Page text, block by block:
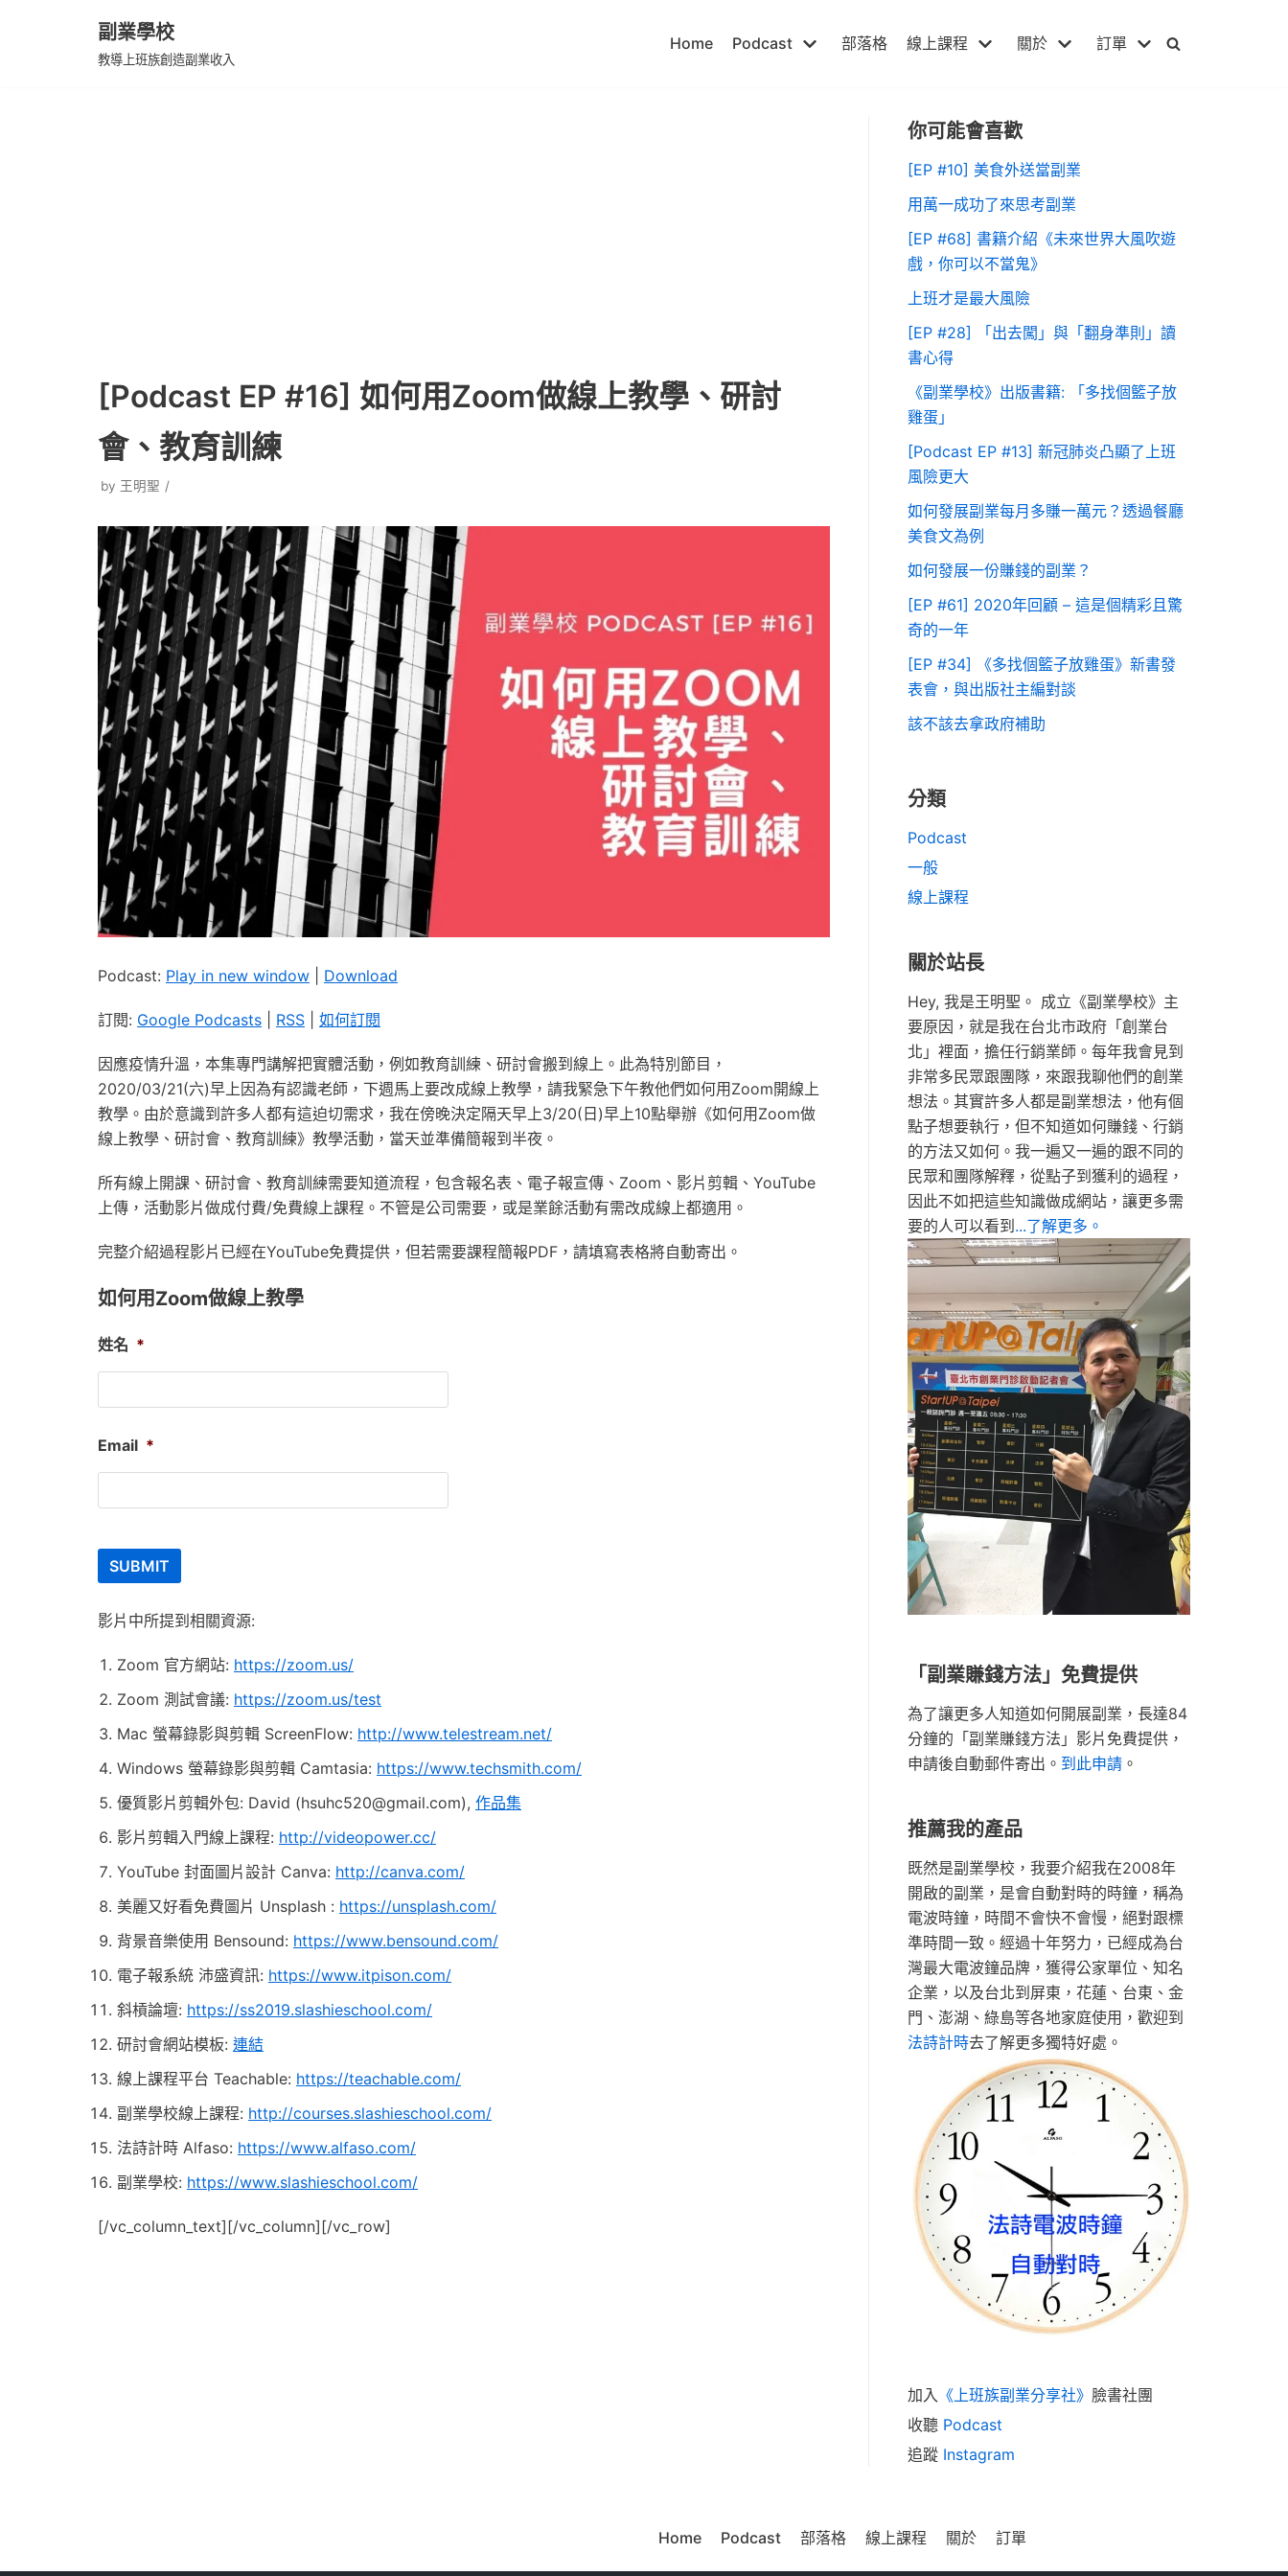
副業學校
教導上班族創造副業收入
Home Podcast 部落格 線上課程 關於 訂單
[Podcast EP #16] 如何用Zoom做線上教學、研討
會、教育訓練
by 王明聖
Podcast: Play in new window Download
訂閱: Google Podcasts RSS 如何訂閱
因應疫情升溫，本集專門講解把實體活動，例如教育訓練、研討會搬到線上。此為特別節目，
2020/03/21(六)早上因為有認識老師，下週馬上要改成線上教學，請我緊急下午教他們如何用Zoom開線上
教學。由於意識到許多人都有這迫切需求，我在傍晚決定隔天早上3/20(日)早上10點舉辦《如何用Zoom做
線上教學、研討會、教育訓練》教學活動，當天並準備簡報到半夜。
所有線上開課、研討會、教育訓練需要知道流程，包含報名表、電子報宣傳、Zoom、影片剪輯、YouTube
上傳，活動影片做成付費/免費線上課程。不管是公司需要，或是業餘活動有需改成線上都適用。
完整介紹過程影片已經在YouTube免費提供，但若需要課程簡報PDF，請填寫表格將自動寄出。
如何用Zoom做線上教學
姓名 *
Email *
影片中所提到相關資源:
Zoom 官方網站: https://zoom.us/
Zoom 測試會議: https://zoom.us/test
Mac 螢幕錄影與剪輯 ScreenFlow: http://www.telestream.net/
Windows 螢幕錄影與剪輯 Camtasia: https://www.techsmith.com/
優質影片剪輯外包: David (hsuhc520@gmail.com), 作品集
影片剪輯入門線上課程: http://videopower.cc/
YouTube 封面圖片設計 Canva: http://canva.com/
美麗又好看免費圖片 Unsplash : https://unsplash.com/
背景音樂使用 Bensound: https://www.bensound.com/
電子報系統 沛盛資訊: https://www.itpison.com/
斜槓論壇: https://ss2019.slashieschool.com/
研討會網站模板: 連結
線上課程平台 Teachable: https://teachable.com/
副業學校線上課程: http://courses.slashieschool.com/
法詩計時 Alfaso: https://www.alfaso.com/
副業學校: https://www.slashieschool.com/
[/vc_column_text][/vc_column][/vc_row]
你可能會喜歡
[EP #10] 美食外送當副業
用萬一成功了來思考副業
[EP #68] 書籍介紹《未來世界大風吹遊
戲，你可以不當鬼》
上班才是最大風險
[EP #28] 「出去闖」與「翻身準則」讀
書心得
《副業學校》出版書籍: 「多找個籃子放
雞蛋」
[Podcast EP #13] 新冠肺炎凸顯了上班
風險更大
如何發展副業每月多賺一萬元？透過餐廳
美食文為例
如何發展一份賺錢的副業？
[EP #61] 2020年回顧 – 這是個精彩且驚
奇的一年
[EP #34] 《多找個籃子放雞蛋》新書發
表會，與出版社主編對談
該不該去拿政府補助
分類
Podcast
一般
線上課程
關於站長
Hey, 我是王明聖。 成立《副業學校》主
要原因，就是我在台北市政府「創業台
北」裡面，擔任行銷業師。每年我會見到
非常多民眾跟團隊，來跟我聊他們的創業
想法。其實許多人都是副業想法，他有個
點子想要執行，但不知道如何賺錢、行銷
的方法又如何。我一遍又一遍的跟不同的
民眾和團隊解釋，從點子到獲利的過程，
因此不如把這些知識做成網站，讓更多需
要的人可以看到 ...了解更多。
「副業賺錢方法」免費提供
為了讓更多人知道如何開展副業，長達84
分鐘的「副業賺錢方法」影片免費提供，
申請後自動郵件寄出。 到此申請 。
推薦我的產品
既然是副業學校，我要介紹我在2008年
開啟的副業，是會自動對時的時鐘，稱為
電波時鐘，時間不會快不會慢，絕對跟標
準時間一致。經過十年努力，已經成為台
灣最大電波鐘品牌，獲得公家單位、知名
企業，以及台北到屏東，花蓮、台東、金
門、澎湖、綠島等各地家庭使用，歡迎到
法詩計時去了解更多獨特好處。
加入 《上班族副業分享社》 臉書社團
收聽 Podcast
追蹤 Instagram
Home Podcast 部落格 線上課程 關於 訂單